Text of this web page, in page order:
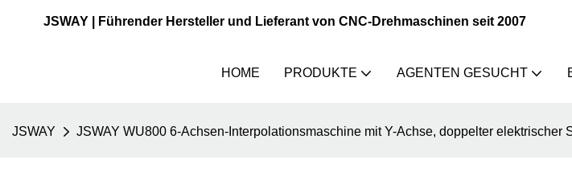
JSWAY | Führender Hersteller und Lieferant von CNC-Drehmaschinen seit 2007
HOME PRODUKTE AGENTEN GESUCHT
JSWAY JSWAY WU800 6-Achsen-Interpolationsmaschine mit Y-Achse, doppelter